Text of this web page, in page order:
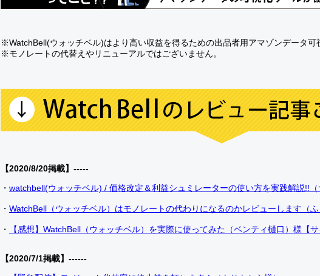
※WatchBell(ウォッチベル)はより高い収益を得るための出品者用アマゾンデータ可
※モノレートの代替えやリニューアルではございません。
【2020/8/20掲載】-----
・ watchbell(ウォッチベル) / 価格改定＆利益シュミレーターの使い方を実践解説!!
・ WatchBell（ウォッチベル）はモノレートの代わりになるのかレビューします（
・ 【感想】WatchBell（ウォッチベル）を実際に使ってみた（ベンティ樋口）様【
【2020/7/1掲載】------